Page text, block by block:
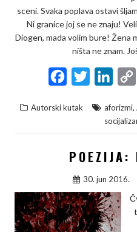
sceni. Svaka poplava ostavi
Ni granice joj se ne znaju!
Diogen, mada volim bure! Žena
ništa ne znam.
c
e
b
k
t
t
r
n
k
e
I
n
Autorski kutak aforizmi,
POEZIJA:
30. jun 2016.